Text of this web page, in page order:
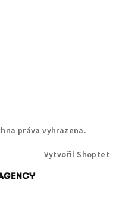
práva vyhrazena.
Vytvořil Shoptet